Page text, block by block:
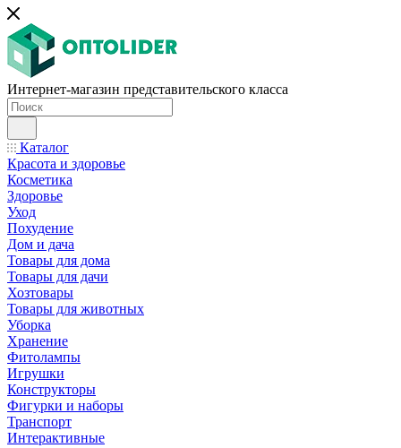
Интернет-магазин представительского класса
Каталог
Красота и здоровье
Косметика
Здоровье
Уход
Похудение
Дом и дача
Товары для дома
Товары для дачи
Хозтовары
Товары для животных
Уборка
Хранение
Фитолампы
Игрушки
Конструкторы
Фигурки и наборы
Транспорт
Интерактивные